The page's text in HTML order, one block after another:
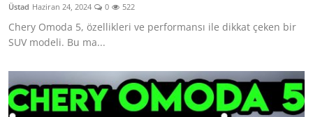
Üstad Haziran 24, 2024 0 522
Chery Omoda 5, özellikleri ve performansı ile dikkat çeken bir
SUV modeli. Bu ma...